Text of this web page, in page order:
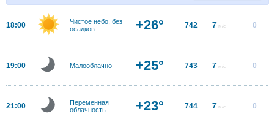
18:00
Чистое небо, без
осадков
+26° 742 7 м/с 0
19:00 Малооблачно +25° 743 7 м/с 0
21:00
Переменная
облачность
+23° 744 7 м/с 0